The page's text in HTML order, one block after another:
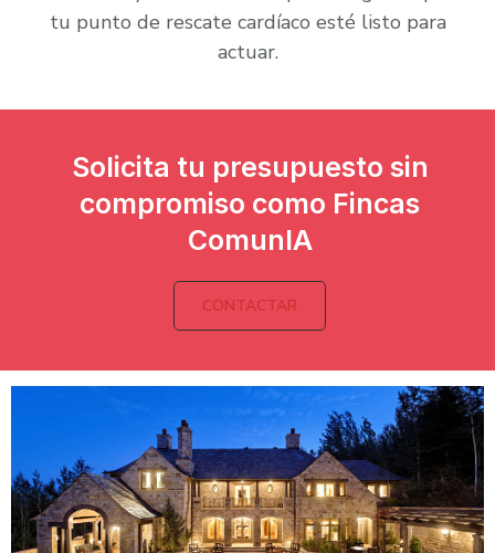
tu punto de rescate cardíaco esté listo para
actuar.
Solicita tu presupuesto sin
compromiso como Fincas
ComunIA
CONTACTAR